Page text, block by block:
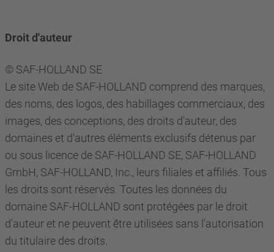
Droit d'auteur
© SAF-HOLLAND SE
Le site Web de SAF-HOLLAND comprend des marques,
des noms, des logos, des habillages commerciaux, des
images, des conceptions, des droits d'auteur, des
domaines et d'autres éléments exclusifs détenus par
ou sous licence de SAF-HOLLAND SE, SAF-HOLLAND
GmbH, SAF-HOLLAND, Inc., leurs filiales et affiliés. Tous
les droits sont réservés. Toutes les données du
domaine SAF-HOLLAND sont protégées par le droit
d'auteur et ne peuvent être utilisées sans l'autorisation
du titulaire des droits.